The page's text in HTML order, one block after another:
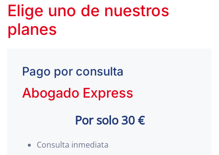
Elige uno de nuestros
planes
Pago por consulta
Abogado Express
Por solo 30 €
Consulta inmediata